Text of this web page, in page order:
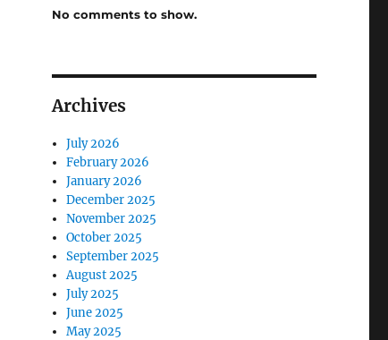
No comments to show.
Archives
July 2026
February 2026
January 2026
December 2025
November 2025
October 2025
September 2025
August 2025
July 2025
June 2025
May 2025